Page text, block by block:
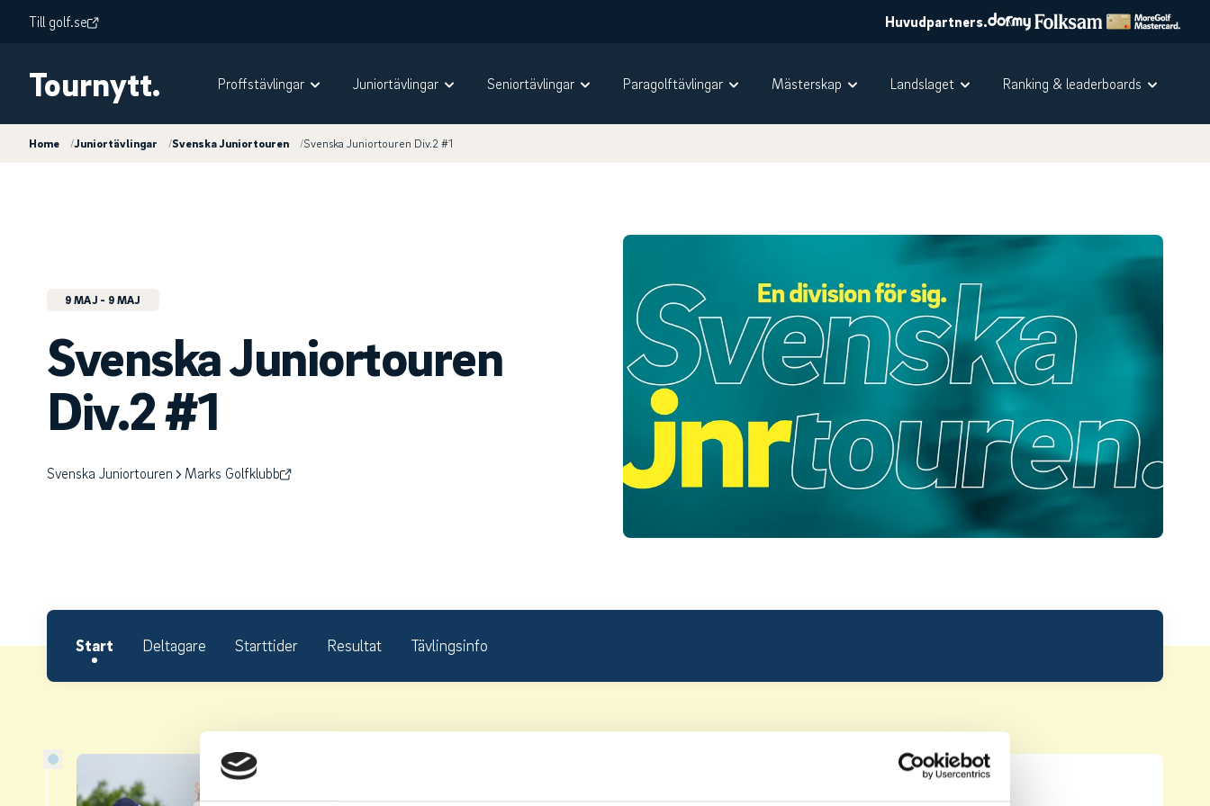
Till golf.se Huvudpartners.
Tournytt. Proffstävlingar Juniortävlingar Seniortävlingar Paragolftävlingar Mästerskap Landslaget Ranking & leaderboards
Home /Juniortävlingar /Svenska Juniortouren /Svenska Juniortouren Div.2 #1
9 MAJ - 9 MAJ
Svenska Juniortouren
Div.2 #1
Svenska Juniortouren Marks Golfklubb
Start Deltagare Starttider Resultat Tävlingsinfo
Om Svenska Juniortouren Division
Leaderboard.